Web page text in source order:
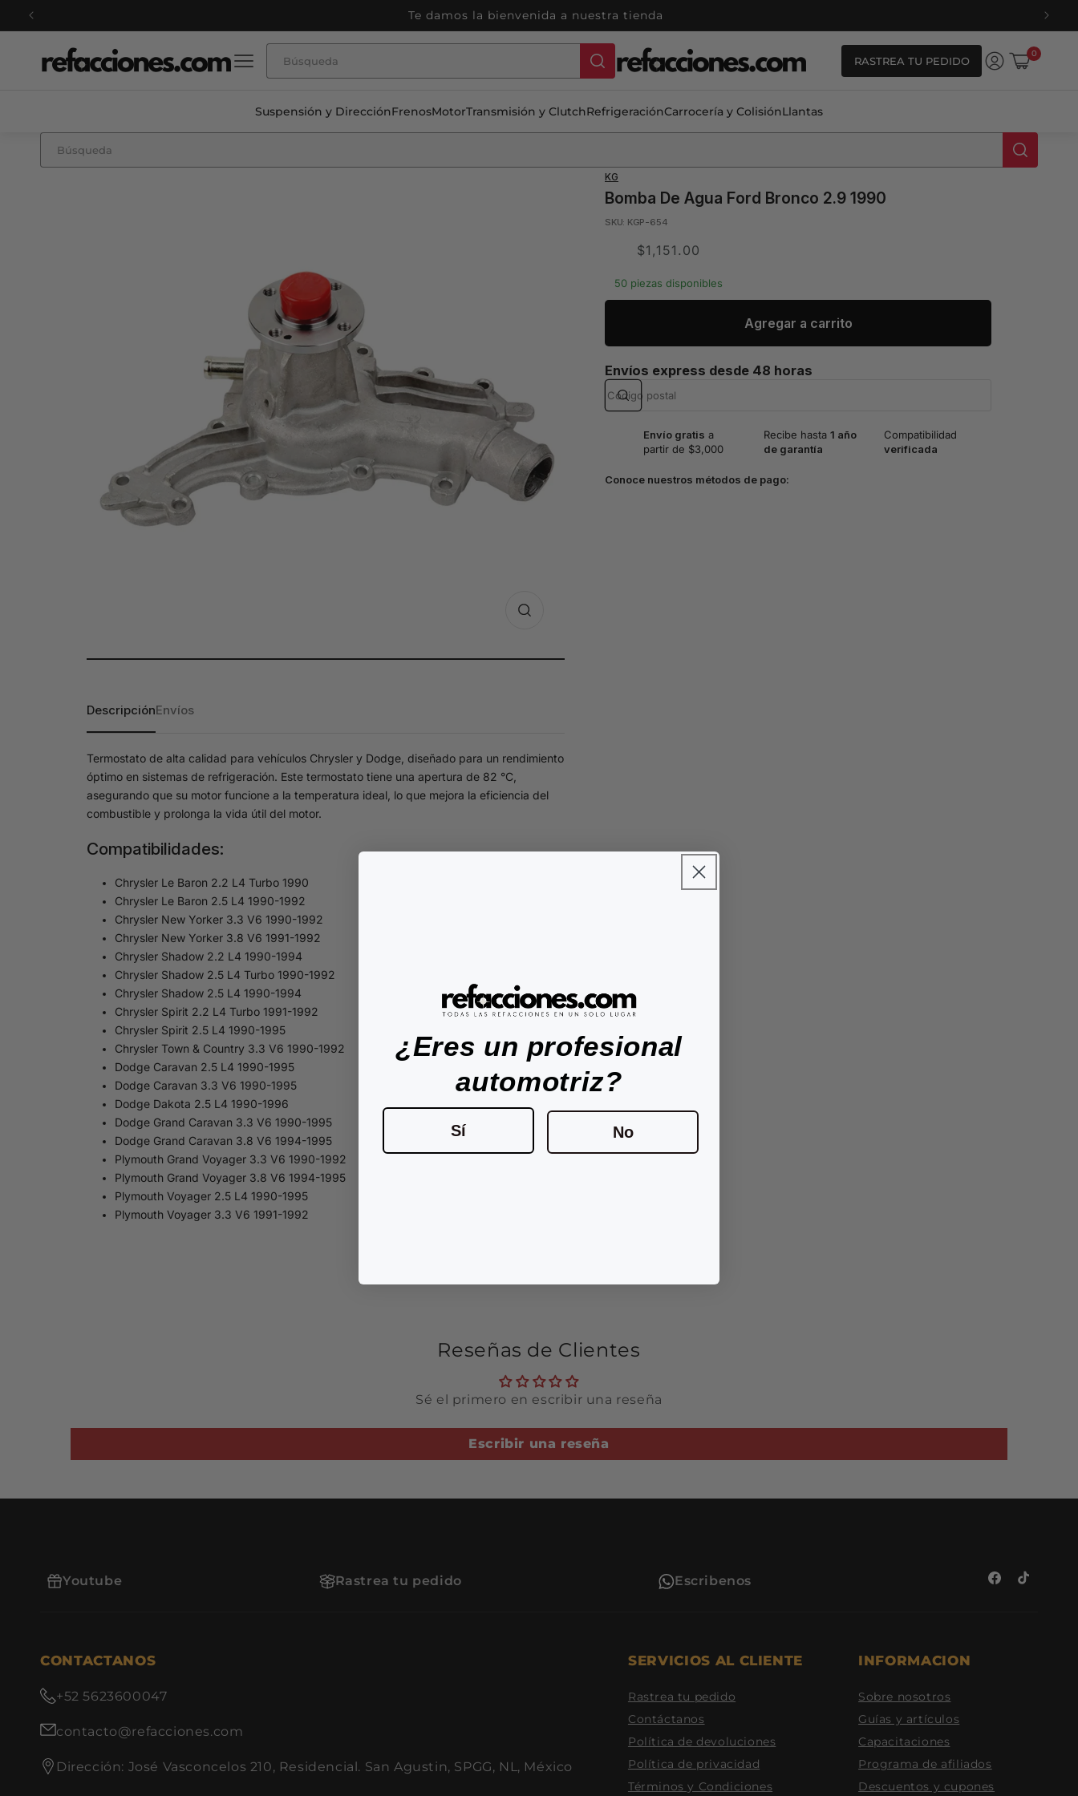
directamente
al contenido
ENVIO GRATIS en compras arriba de $3,000 MXN casi todos las refacciones.
RASTREA TU PEDIDO
IniciarCarrito
0
0
artículos
Suspensión y DirecciónFrenosMotorTransmisión y ClutchRefrigeraciónCarrocería y ColisiónLlantas
DescripciónEnvíos
Termostato de alta calidad para vehículos Chrysler y Dodge, diseñado para un rendimiento
óptimo en sistemas de refrigeración. Este termostato tiene una apertura de 82 °C,
asegurando que su motor funcione a la temperatura ideal, lo que mejora la eficiencia del
combustible y prolonga la vida útil del motor.
Compatibilidades:
Chrysler Le Baron 2.2 L4 Turbo 1990
Chrysler Le Baron 2.5 L4 1990-1992
Chrysler New Yorker 3.3 V6 1990-1992
Chrysler New Yorker 3.8 V6 1991-1992
Chrysler Shadow 2.2 L4 1990-1994
Chrysler Shadow 2.5 L4 Turbo 1990-1992
Chrysler Shadow 2.5 L4 1990-1994
Chrysler Spirit 2.2 L4 Turbo 1991-1992
Chrysler Spirit 2.5 L4 1990-1995
Chrysler Town & Country 3.3 V6 1990-1992
Dodge Caravan 2.5 L4 1990-1995
Dodge Caravan 3.3 V6 1990-1995
Dodge Dakota 2.5 L4 1990-1996
Dodge Grand Caravan 3.3 V6 1990-1995
Dodge Grand Caravan 3.8 V6 1994-1995
Plymouth Grand Voyager 3.3 V6 1990-1992
Plymouth Grand Voyager 3.8 V6 1994-1995
Plymouth Voyager 2.5 L4 1990-1995
Plymouth Voyager 3.3 V6 1991-1992
KG
Bomba De Agua Ford Bronco 2.9 1990
SKU: KGP-654
Translation
es.product.price.sale_price
$1,151.00
50 piezas disponibles
Agregar a carrito
Envíos express desde 48 horas
Envío gratis a
partir de $3,000
Recibe hasta 1 año
de garantía
Compatibilidad
verificada
Conoce nuestros métodos de pago:
Reseñas de Clientes
Sé el primero en escribir una reseña
Escribir una reseña
Youtube Rastrea tu pedido Escribenos Facebook
TikTok
CONTACTANOS
+52 5623600047
contacto@refacciones.com
Dirección: José Vasconcelos 210, Residencial. San Agustin, SPGG, NL, México
SERVICIOS AL CLIENTE
Rastrea tu pedido
Contáctanos
Política de devoluciones
Política de privacidad
Términos y Condiciones
INFORMACION
Sobre nosotros
Guías y artículos
Capacitaciones
Programa de afiliados
Descuentos y cupones
¿Eres un profesional
automotriz?
Sí No